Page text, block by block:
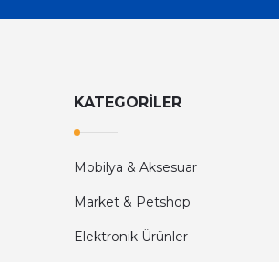
KATEGORİLER
Mobilya & Aksesuar
Market & Petshop
Elektronik Ürünler